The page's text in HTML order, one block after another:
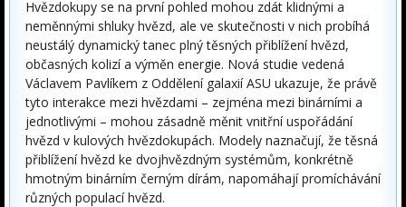
Hvězdokupy se na první pohled mohou zdát klidnými a
neměnnými shluky hvězd, ale ve skutečnosti v nich probíhá
neustálý dynamický tanec plný těsných přiblížení hvězd,
občasných kolizí a výměn energie. Nová studie vedená
Václavem Pavlíkem z Oddělení galaxií ASU ukazuje, že právě
tyto interakce mezi hvězdami – zejména mezi binárními a
jednotlivými – mohou zásadně měnit vnitřní uspořádání
hvězd v kulových hvězdokupách. Modely naznačují, že těsná
přiblížení hvězd ke dvojhvězdným systémům, konkrétně
hmotným binárním černým dírám, napomáhají promíchávání
různých populací hvězd.